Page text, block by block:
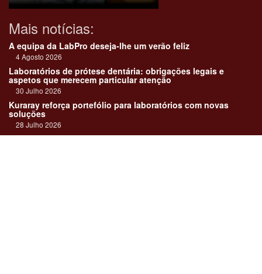
Mais notícias:
A equipa da LabPro deseja-lhe um verão feliz
4 Agosto 2026
Laboratórios de prótese dentária: obrigações legais e
aspetos que merecem particular atenção
30 Julho 2026
Kuraray reforça portefólio para laboratórios com novas
soluções
28 Julho 2026
"Devemos encarar cada caso como uma história construída